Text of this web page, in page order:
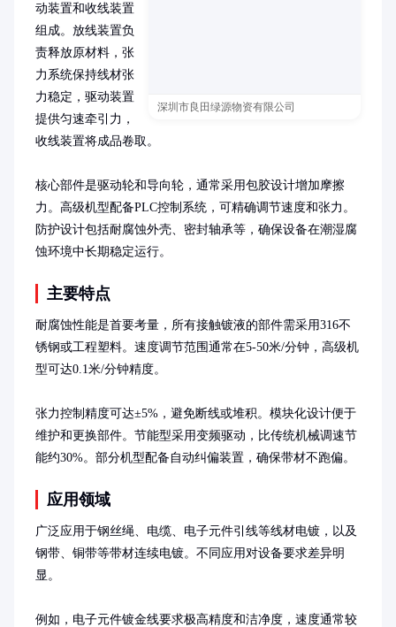
深圳市良田绿源物资有限公司
动装置和收线装置
组成。放线装置负
责释放原材料，张
力系统保持线材张
力稳定，驱动装置
提供匀速牵引力，
收线装置将成品卷取。
核心部件是驱动轮和导向轮，通常采用包胶设计增加摩擦
力。高级机型配备PLC控制系统，可精确调节速度和张力。
防护设计包括耐腐蚀外壳、密封轴承等，确保设备在潮湿腐
蚀环境中长期稳定运行。
主要特点
耐腐蚀性能是首要考量，所有接触镀液的部件需采用316不
锈钢或工程塑料。速度调节范围通常在5-50米/分钟，高级机
型可达0.1米/分钟精度。
张力控制精度可达±5%，避免断线或堆积。模块化设计便于
维护和更换部件。节能型采用变频驱动，比传统机械调速节
能约30%。部分机型配备自动纠偏装置，确保带材不跑偏。
应用领域
广泛应用于钢丝绳、电缆、电子元件引线等线材电镀，以及
钢带、铜带等带材连续电镀。不同应用对设备要求差异明
显。
例如，电子元件镀金线要求极高精度和洁净度，速度通常较